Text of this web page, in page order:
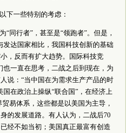
下一些特别的考虑：
同行者”，甚至是“领跑者”。但是，
达国家相比，我国科技创新的基础
，反而有扩大趋势。国际科技竞
一直在思考，二战之后到现在，为
说：“当中国在为需求生产产品的时
在政治上操纵“联合国”，在经济上
易体系，这些都是以美国为主导，
的发展道路。有人认为，二战后70
经不如当初；美国真正最富有创造